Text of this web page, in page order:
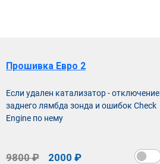
Прошивка Евро 2
Если удален катализатор - отключение
заднего лямбда зонда и ошибок Check
Engine по нему
9800 ₽ 2000 ₽